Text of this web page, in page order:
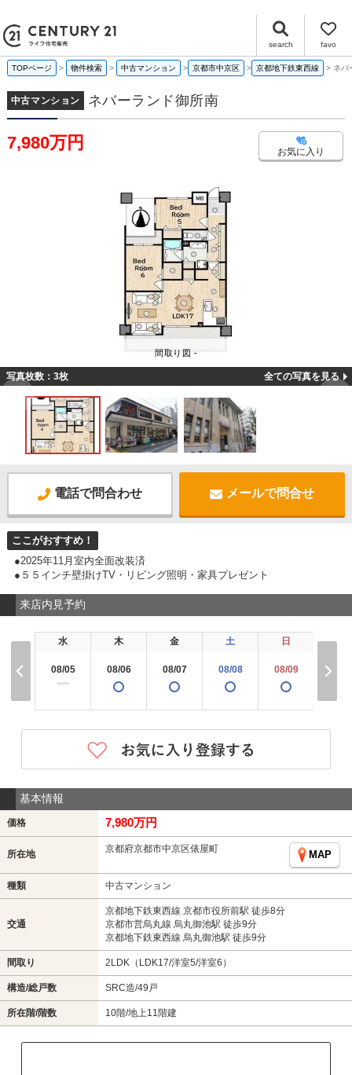
search favo
TOPページ 物件検索 中古マンション 京都市中京区 京都地下鉄東西線 ネバ
中古マンション ネバーランド御所南
7,980万円 お気に入り
間取り図 -
写真枚数：3枚 全ての写真を見る
電話で問合わせ メールで問合せ
ここがおすすめ！
●2025年11月室内全面改装済
●５５インチ壁掛けTV・リビング照明・家具プレゼント
来店内見予約
水
08/05
ー
木
08/06
金
08/07
土
08/08
日
08/09 08/
基本情報
価格 7,980万円
所在地 京都府京都市中京区俵屋町
MAP
種類 中古マンション
交通
京都地下鉄東西線 京都市役所前駅 徒歩8分
京都市営烏丸線 烏丸御池駅 徒歩9分
京都地下鉄東西線 烏丸御池駅 徒歩9分
間取り 2LDK（LDK17/洋室5/洋室6）
構造/総戸数 SRC造/49戸
所在階/階数 10階/地上11階建